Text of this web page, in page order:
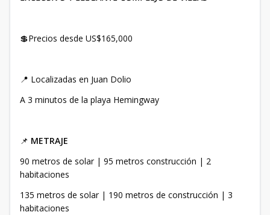
💲Precios desde US$165,000
📍 Localizadas en Juan Dolio
A 3 minutos de la playa Hemingway
📌 METRAJE
90 metros de solar | 95 metros construcción | 2
habitaciones
135 metros de solar | 190 metros de construcción | 3
habitaciones